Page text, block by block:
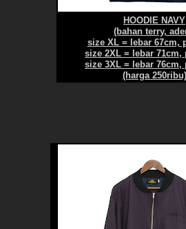
HOODIE NAVY
(bahan terry,
size XL = lebar 67cm,
size 2XL = lebar 71cm,
size 3XL = lebar 76cm,
(harga 250ribu)